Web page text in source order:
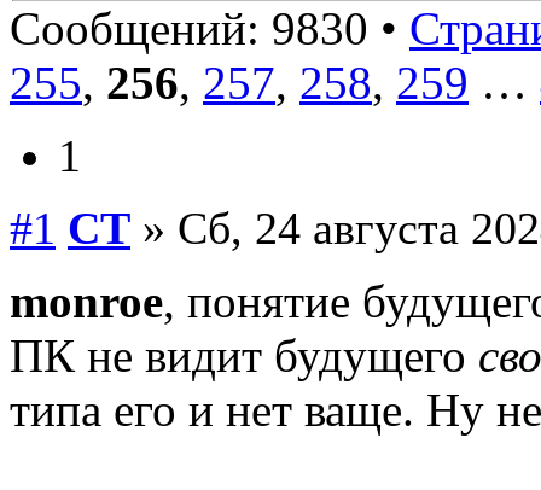
Сообщений: 9830 •
255, 256, 257, 258, 259 …
1
#1 СТ » Сб, 24 августа
monroe, понятие
ПК не видит будущего
типа его и нет ваще. Ну